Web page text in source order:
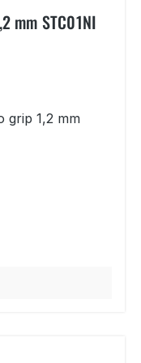
mm STC01NI
grip 1,2 mm